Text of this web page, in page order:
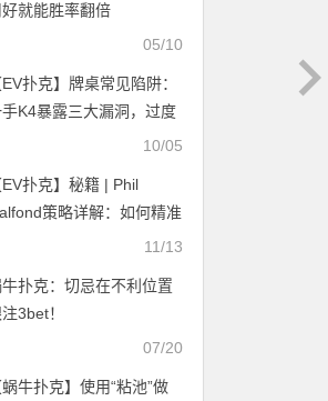
好就能胜率翻倍
05/10
EV扑克】牌桌常见陷阱：
K4暴露三大漏洞，过度
10/05
EV扑克】秘籍 | Phil
策略详解：如何精准
11/13
牛扑克：切忌在不利位置
3bet！
07/20
蜗牛扑克】使用“粘池”做